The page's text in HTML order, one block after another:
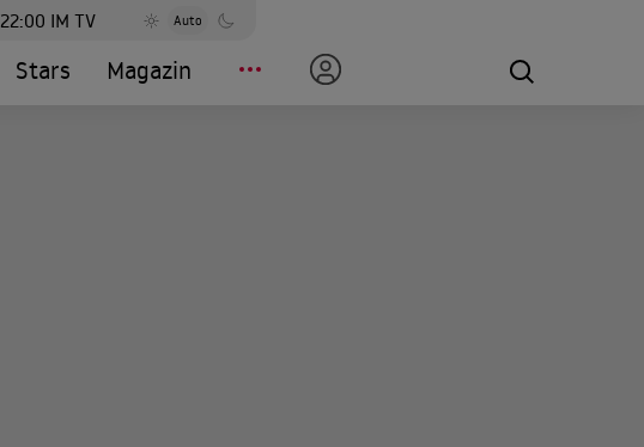
22:00 IM TV Auto
Stars Magazin